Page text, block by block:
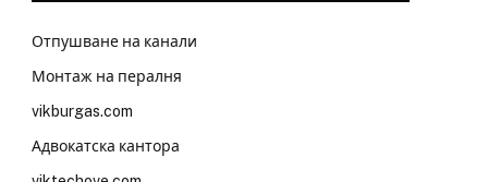
Отпушване на канали
Монтаж на пералня
vikburgas.com
Адвокатска кантора